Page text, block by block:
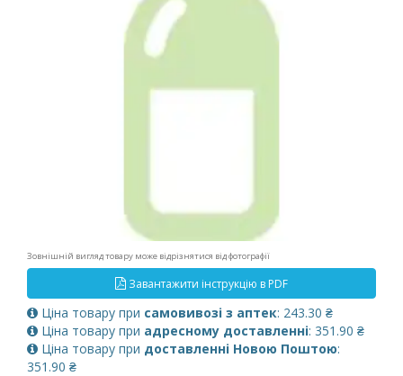
Зовнішній вигляд товару може відрізнятися від фотографії
Завантажити інструкцію в PDF
Ціна товару при самовивозі з аптек: 243.30 ₴
Ціна товару при адресному доставленні: 351.90 ₴
Ціна товару при доставленні Новою Поштою:
351.90 ₴